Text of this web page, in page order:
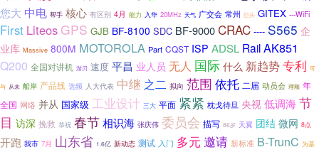
您大 中电 帮手 核心 有区别 4月 能力 入华 20MHz 天气 广交会 常州 巨头 GITEX ---WiFi
First Liteos GPS GJB BF-8100 SDC BF-9000CRAC ---- S565 企
业库 Massive 800M MOTOROLA Part CQST ISP ADSL RailAK851
Q200 全国对讲机 游刃 速度 平昌 业人员 无人 国际 什么 新趋势专利 可
与 从未 船岸 产品线 选频 人大代表 中继 之二 拟向 范围 依托 二届 动员会 理顺 年
全国 网络 并从 国家级 工业设计 三大 平面 紧紧 枕戈待旦 央视 低调海节
目 访深 挽救 恭祝 春节相识海 张庆伟 委员会 描写 86岁 天翼 团结 微网 8点
开跑 我市 7月 山东省 1.6亿 新动态 测试 入门 多元 邀请 新标准 B-TrunC 为基